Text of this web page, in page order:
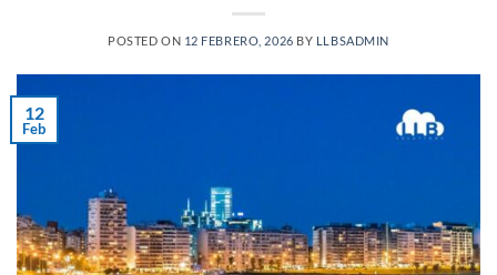
POSTED ON 12 FEBRERO, 2026 BY LLBSADMIN
12
Feb